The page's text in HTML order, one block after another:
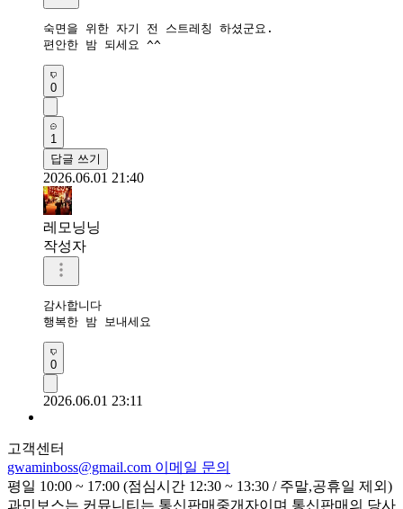
숙면을 위한 자기 전 스트레칭 하셨군요.
편안한 밤 되세요 ^^
0
1
답글 쓰기
2026.06.01 21:40
레모닝닝
작성자
감사합니다
행복한 밤 보내세요
0
2026.06.01 23:11
고객센터
gwaminboss@gmail.com 이메일 문의
평일 10:00 ~ 17:00 (점심시간 12:30 ~ 13:30 / 주말,공휴일 제외)
과민보스는 커뮤니티는 통신판매중개자이며 통신판매의 당사